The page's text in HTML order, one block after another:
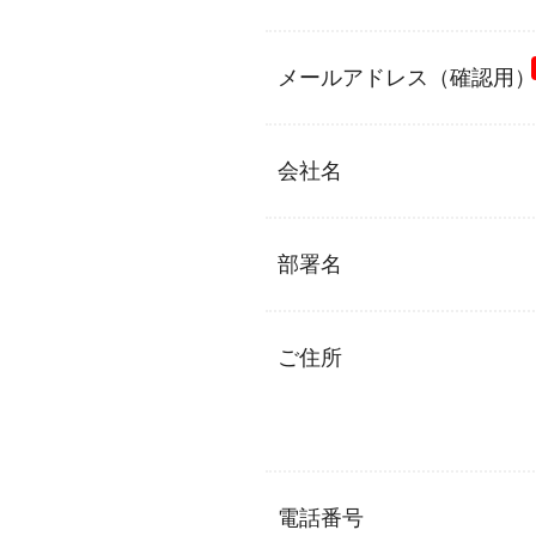
メールアドレス（確認用）
会社名
部署名
ご住所
電話番号